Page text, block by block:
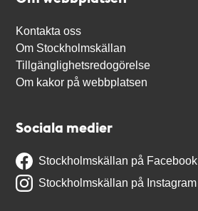
Kontakta oss
Om Stockholmskällan
Tillgänglighetsredogörelse
Om kakor på webbplatsen
Sociala medier
Stockholmskällan på Facebook
Stockholmskällan på Instagram